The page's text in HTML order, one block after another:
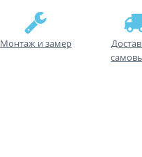
Монтаж и замер